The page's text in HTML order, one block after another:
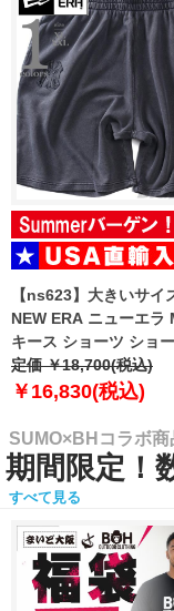
【ns623】大きいサイ
NEW ERA ニューエラ
キース ショーツ ショ
ハーフパンツ MLB
NEW YORK YANKEES
定価 ￥18,700(税込)
￥16,830(税込)
SUMO×BHコラボ商
期間限定！
すべて見る